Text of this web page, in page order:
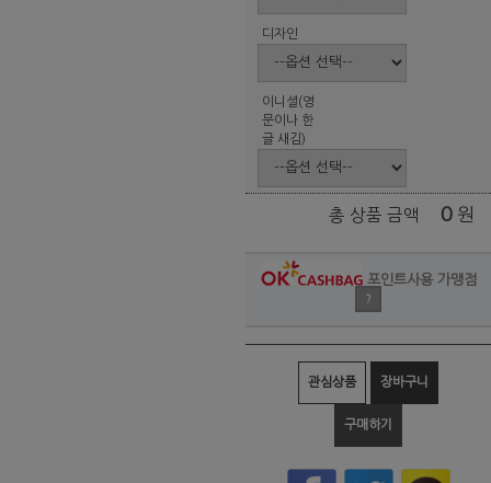
디자인
이니셜(영
문이나 한
글 새김)
총 상품 금액 0 원
포인트사용 가맹점
?
관심상품 장바구니
구매하기